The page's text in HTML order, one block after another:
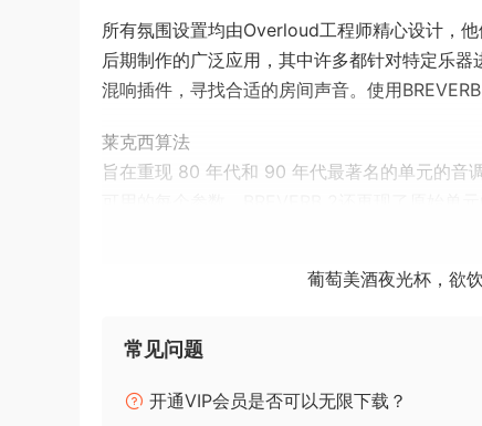
所有氛围设置均由Overloud工程师精心设计，
后期制作的广泛应用，其中许多都针对特定乐
混响插件，寻找合适的房间声音。使用
莱克西算法
旨在重现 80 年代和 90 年代最著名的单元的
和GATE部分扩展了声音功能，超越了原始处理
而创建的，是根据任何现代录音的混音需求量
葡萄美酒夜光杯，欲
常见问题
开通VIP会员是否可以无限下载？